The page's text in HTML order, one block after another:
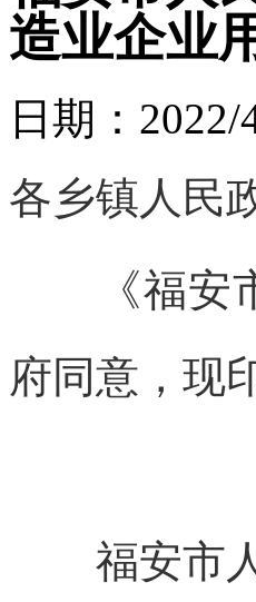
造业企业
日期：2022/
各乡镇人民
《福安市
府同意，现
福安市人